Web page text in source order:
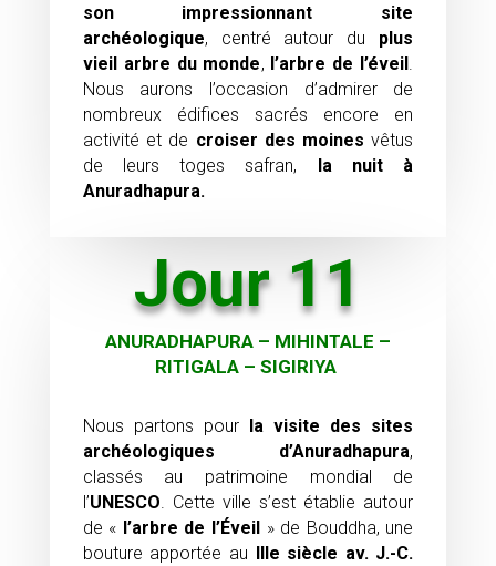
son impressionnant site
archéologique, centré autour du plus
vieil arbre du monde, l’arbre de l’éveil
Nous aurons l’occasion d’admirer de
nombreux édifices sacrés encore en
activité et de croiser des moines vêtus
de leurs toges safran, la nuit à
Anuradhapura.
Jour 11
ANURADHAPURA – MIHINTALE –
RITIGALA – SIGIRIYA
Nous partons pour la visite des sites
archéologiques d’Anuradhapura,
classés au patrimoine mondial de
l’UNESCO . Cette ville s’est établie autour
de « l’arbre de l’Éveil » de Bouddha, une
bouture apportée au IIIe siècle av. J.-C.